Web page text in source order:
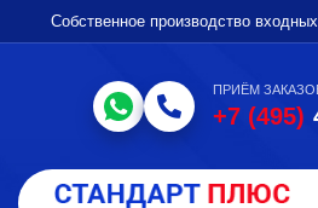
Собственное производство
ПРИЁМ
+7 (495)